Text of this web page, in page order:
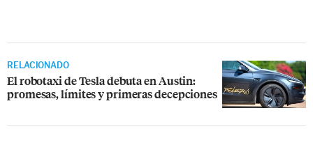
RELACIONADO
El robotaxi de Tesla debuta en Austin:
promesas, límites y primeras decepciones